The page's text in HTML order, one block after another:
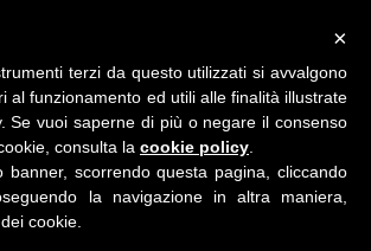
SOLE E OCCHIALI DA VISTA
×
terzi da questo utilizzati si avvalgono
al funzionamento ed utili alle finalità illustrate
Se vuoi saperne di più o negare il consenso
consulta la cookie policy
banner, scorrendo questa pagina, cliccando
la navigazione in altra maniera,
cookie.